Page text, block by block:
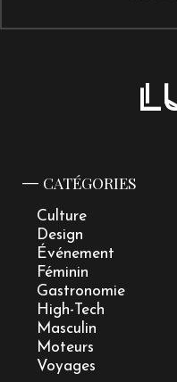
CATÉGORIES
Culture
Design
Événement
Féminin
Gastronomie
High-Tech
Masculin
Moteurs
Voyages